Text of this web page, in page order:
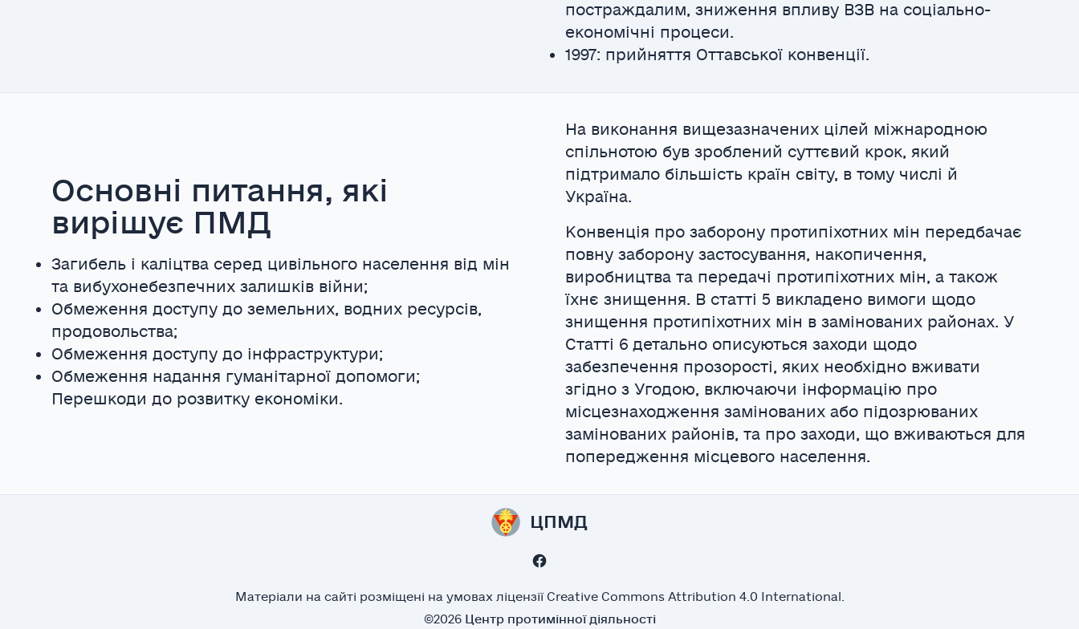
постраждалим, зниження впливу ВЗВ на соціально-
економічні процеси.
1997: прийняття Оттавської конвенції.
Основні питання, які
вирішує ПМД
Загибель і каліцтва серед цивільного населення від мін
та вибухонебезпечних залишків війни;
Обмеження доступу до земельних, водних ресурсів,
продовольства;
Обмеження доступу до інфраструктури;
Обмеження надання гуманітарної допомоги;
Перешкоди до розвитку економіки.
На виконання вищезазначених цілей міжнародною
спільнотою був зроблений суттєвий крок, який
підтримало більшість країн світу, в тому числі й
Україна.
Конвенція про заборону протипіхотних мін передбачає
повну заборону застосування, накопичення,
виробництва та передачі протипіхотних мін, а також
їхнє знищення. В статті 5 викладено вимоги щодо
знищення протипіхотних мін в замінованих районах. У
Статті 6 детально описуються заходи щодо
забезпечення прозорості, яких необхідно вживати
згідно з Угодою, включаючи інформацію про
місцезнаходження замінованих або підозрюваних
замінованих районів, та про заходи, що вживаються для
попередження місцевого населення.
ЦПМД
Матеріали на сайті розміщені на умовах ліцензії Creative Commons Attribution 4.0 International.
©2026 Центр протимінної діяльності